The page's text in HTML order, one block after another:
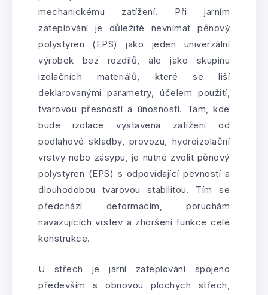
mechanickému zatížení. Při jarním
zateplování je důležité nevnímat pěnový
polystyren (EPS) jako jeden univerzální
výrobek bez rozdílů, ale jako skupinu
izolačních materiálů, které se liší
deklarovanými parametry, účelem použití,
tvarovou přesností a únosností. Tam, kde
bude izolace vystavena zatížení od
podlahové skladby, provozu, hydroizolační
vrstvy nebo zásypu, je nutné zvolit pěnový
polystyren (EPS) s odpovídající pevností a
dlouhodobou tvarovou stabilitou. Tím se
předchází deformacím, poruchám
navazujících vrstev a zhoršení funkce celé
konstrukce.
U střech je jarní zateplování spojeno
především s obnovou plochých střech,